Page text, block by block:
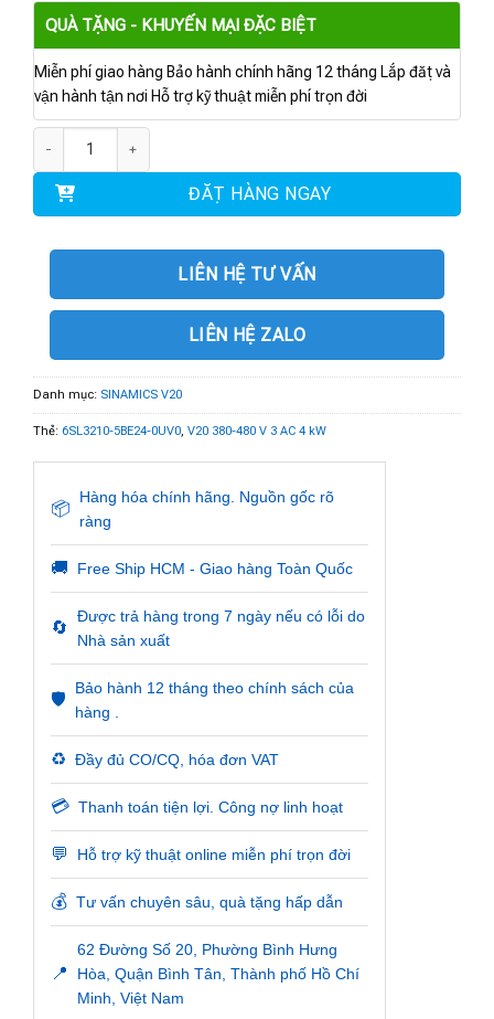
QUÀ TẶNG - KHUYẾN MẠI ĐẶC BIỆT
Miễn phí giao hàng Bảo hành chính hãng 12 tháng Lắp đặt và
vận hành tận nơi Hỗ trợ kỹ thuật miễn phí trọn đời
ĐẶT HÀNG NGAY
LIÊN HỆ TƯ VẤN
LIÊN HỆ ZALO
Danh mục: SINAMICS V20
Thẻ: 6SL3210-5BE24-0UV0, V20 380-480 V 3 AC 4 kW
📦
Hàng hóa chính hãng. Nguồn gốc rõ
ràng
🚚 Free Ship HCM - Giao hàng Toàn Quốc
🔄
Được trả hàng trong 7 ngày nếu có lỗi do
Nhà sản xuất
🛡️
Bảo hành 12 tháng theo chính sách của
hàng .
♻️ Đầy đủ CO/CQ, hóa đơn VAT
💳 Thanh toán tiện lợi. Công nợ linh hoạt
💬 Hỗ trợ kỹ thuật online miễn phí trọn đời
💰 Tư vấn chuyên sâu, quà tặng hấp dẫn
📍
62 Đường Số 20, Phường Bình Hưng
Hòa, Quận Bình Tân, Thành phố Hồ Chí
Minh, Việt Nam